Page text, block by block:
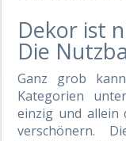
Dekor ist
Die
Ganz grob
Kategorien
einzig und allein
verschönern.